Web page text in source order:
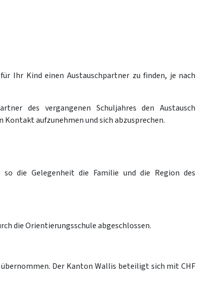
Ihr Kind einen Austauschpartner zu finden, je nach
des vergangenen Schuljahres den Austausch
aufzunehmen und sich abzusprechen.
die Gelegenheit die Familie und die Region des
die Orientierungsschule abgeschlossen.
Der Kanton Wallis beteiligt sich mit CHF